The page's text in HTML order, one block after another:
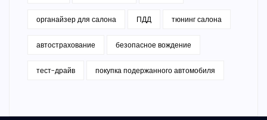
органайзер для салона ПДД тюнинг салона
автострахование безопасное вождение
тест-драйв покупка подержанного автомобиля